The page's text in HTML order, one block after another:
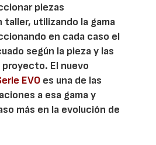
piezas
utilizando la gama
en cada caso el
según la pieza y las
El nuevo
EVO es una de las
a esa gama y
más en la evolución de